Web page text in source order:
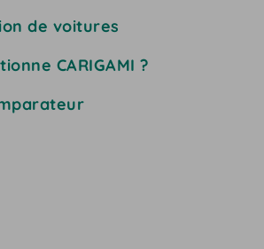
de voitures
CARIGAMI ?